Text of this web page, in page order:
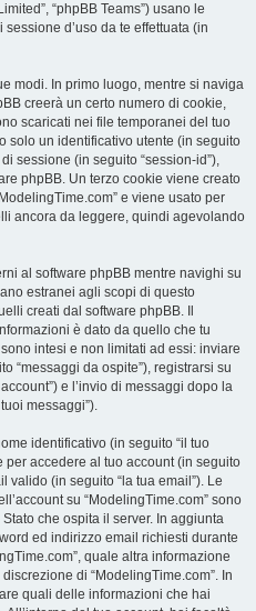
“phpBB Teams”) usano le
d’uso da te effettuata (in
modi. In primo luogo, mentre si naviga
creerà un certo numero di cookie,
scaricati nei file temporanei del tuo
solo un identificativo utente (in seguito
sessione (in seguito “session-id”),
phpBB. Un terzo cookie viene creato
e viene usato per
ancora da leggere, quindi agevolando
al software phpBB mentre navighi su
estranei agli scopi di questo
creati dal software phpBB. Il
è dato da quello che tu
intesi e non limitati ad essi: inviare
“messaggi da ospite”), registrarsi su
e l’invio di messaggi dopo la
messaggi”).
identificativo (in seguito “il tuo
per accedere al tuo account (in seguito
valido (in seguito “la tua email”). Le
su “ModelingTime.com” sono
che ospita il server. In aggiunta
ed indirizzo email richiesti durante
quale altra informazione
di “ModelingTime.com”. In
quali delle informazioni che hai